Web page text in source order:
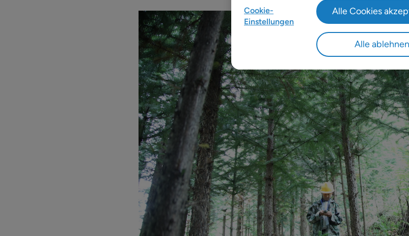
Cookie-
Einstellungen
Alle ablehnen
Alle Cookies